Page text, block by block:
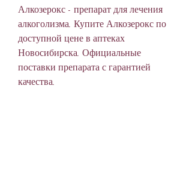
Алкозерокс - препарат для лечения
алкоголизма. Купите Алкозерокс по
доступной цене в аптеках
Новосибирска. Официальные
поставки препарата с гарантией
качества.